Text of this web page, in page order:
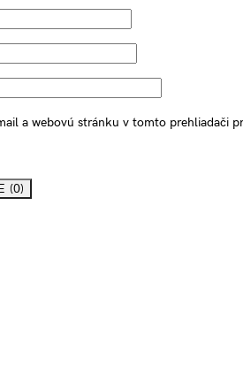
a webovú stránku v tomto prehliadači
(0)